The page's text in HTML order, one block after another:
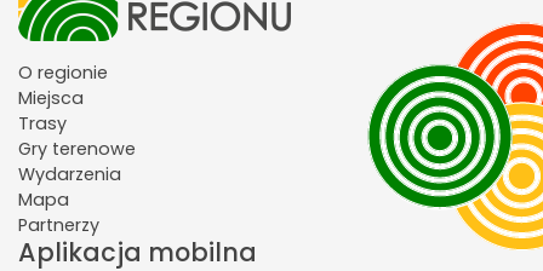
O regionie
Miejsca
Trasy
Gry terenowe
Wydarzenia
Mapa
Partnerzy
Aplikacja mobilna